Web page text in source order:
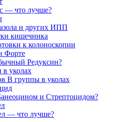
— что лучше?
и других ИПП
к колоноскопии
Редуксин?
В группы в уколах
и Стрептоцидом?
— что лучше?